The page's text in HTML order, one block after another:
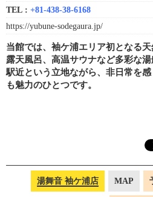
TEL : +81-438-38-6168
https://yubune-sodegaura.jp/
当館では、袖ケ浦エリア初となる
露天風呂、高温サウナなど多彩な湯
駅近という立地ながら、非日常を
も魅力のひとつです。
湯舞音 袖ケ浦店 MAP